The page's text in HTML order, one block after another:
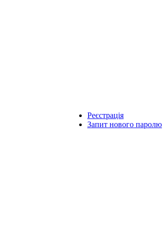
Реєстрація
Запит нового паролю